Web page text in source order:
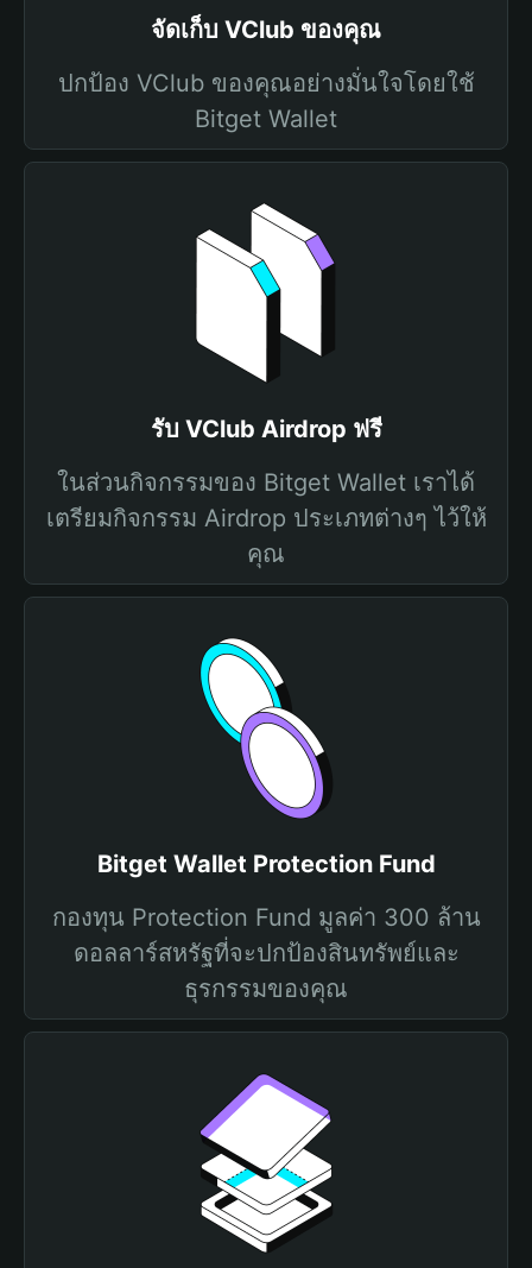
จัดเก็บ VClub ของคุณ
ปกป้อง VClub ของคุณอย่างมั่นใจโดยใช้
Bitget Wallet
รับ VClub Airdrop ฟรี
ในส่วนกิจกรรมของ Bitget Wallet เราได้
เตรียมกิจกรรม Airdrop ประเภทต่างๆ ไว้ให้
คุณ
Bitget Wallet Protection Fund
กองทุน Protection Fund มูลค่า 300 ล้าน
ดอลลาร์สหรัฐที่จะปกป้องสินทรัพย์และ
ธุรกรรมของคุณ